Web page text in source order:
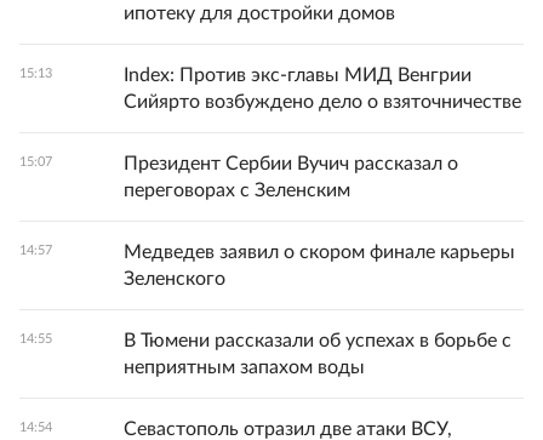
ипотеку для достройки домов
15:13
Index: Против экс-главы МИД Венгрии
Сийярто возбуждено дело о взяточничестве
15:07
Президент Сербии Вучич рассказал о
переговорах с Зеленским
14:57
Медведев заявил о скором финале карьеры
Зеленского
14:55
В Тюмени рассказали об успехах в борьбе с
неприятным запахом воды
14:54
Севастополь отразил две атаки ВСУ,